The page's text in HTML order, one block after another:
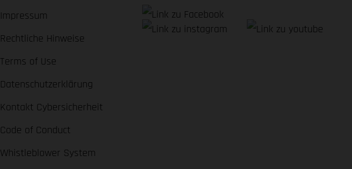
Impressum
Rechtliche Hinweise
Terms of Use
Datenschutzerklärung
Kontakt Cybersicherheit
Code of Conduct
Whistleblower System